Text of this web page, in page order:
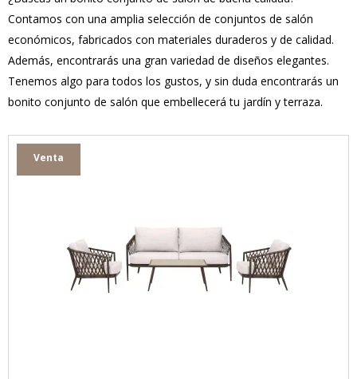
Contamos con una amplia selección de conjuntos de salón
económicos, fabricados con materiales duraderos y de calidad.
Además, encontrarás una gran variedad de diseños elegantes.
Tenemos algo para todos los gustos, y sin duda encontrarás un
bonito conjunto de salón que embellecerá tu jardín y terraza.
Venta